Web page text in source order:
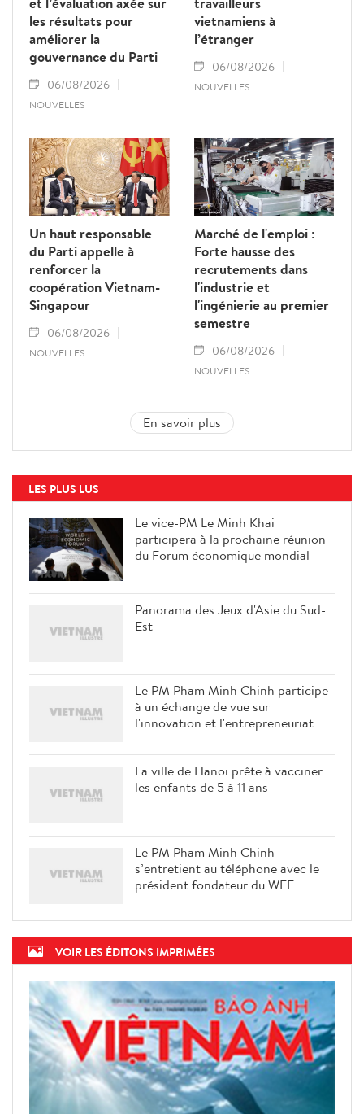
les résultats pour
améliorer la
gouvernance du Parti
06/08/2026
NOUVELLES
vietnamiens à
l’étranger
06/08/2026
NOUVELLES
Un haut responsable
du Parti appelle à
renforcer la
coopération Vietnam-
Singapour
06/08/2026
NOUVELLES
Marché de l'emploi :
Forte hausse des
recrutements dans
l'industrie et
l'ingénierie au premier
semestre
06/08/2026
NOUVELLES
En savoir plus
LES PLUS LUS
Le vice-PM Le Minh Khai
participera à la prochaine réunion
du Forum économique mondial
Panorama des Jeux d'Asie du Sud-
Est
Le PM Pham Minh Chinh participe
à un échange de vue sur
l'innovation et l'entrepreneuriat
La ville de Hanoi prête à vacciner
les enfants de 5 à 11 ans
Le PM Pham Minh Chinh
s’entretient au téléphone avec le
président fondateur du WEF
VOIR LES ÉDITONS IMPRIMÉES